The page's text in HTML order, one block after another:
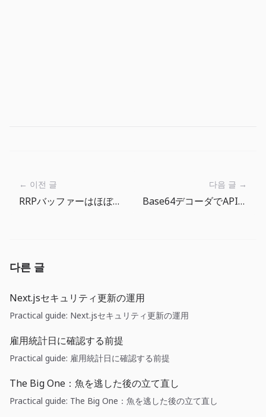
← 이전 글
RRPバッファーはほぼ空に: ドル調達コストは金融配管の問題になった
다음 글 →
Base64デコーダでAPIレスポンスとWebフックペイロードをすばやく確認する
다른 글
Next.jsセキュリティ更新の運用
Practical guide: Next.jsセキュリティ更新の運用
雇用統計日に確認する前提
Practical guide: 雇用統計日に確認する前提
The Big One：魚を逃した後の立て直し
Practical guide: The Big One：魚を逃した後の立て直し